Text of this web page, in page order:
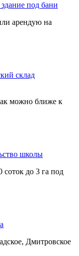
под бани
арендую на
склад
можно ближе к
школы
соток до 3 га под
Дмитровское